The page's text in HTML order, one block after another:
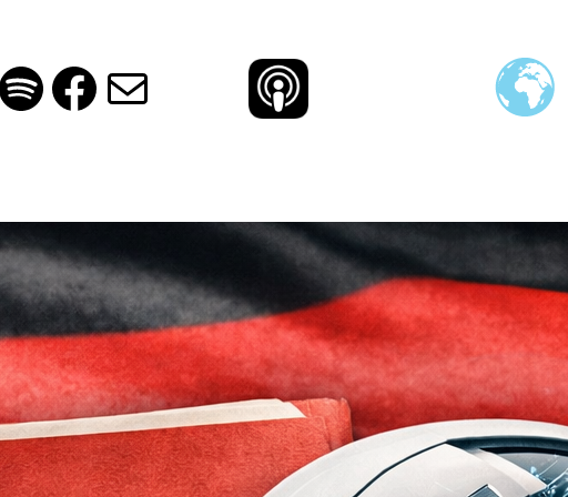
Spotify
Facebook
E-Mail
– und eine KI
zwischen Innovation, Geheimschutz und Recht:
technische Idee beim Deutschen Patent- und
er mit einer Routineprüfung. Stattdessen erhielt er